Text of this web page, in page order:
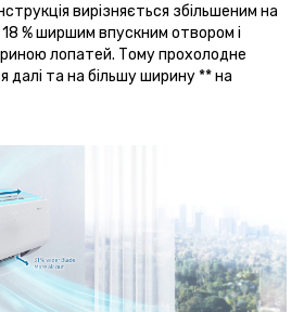
вирізняється збільшеним на
% ширшим впускним отвором і
лопатей. Тому прохолодне
далі та на більшу ширину ** на